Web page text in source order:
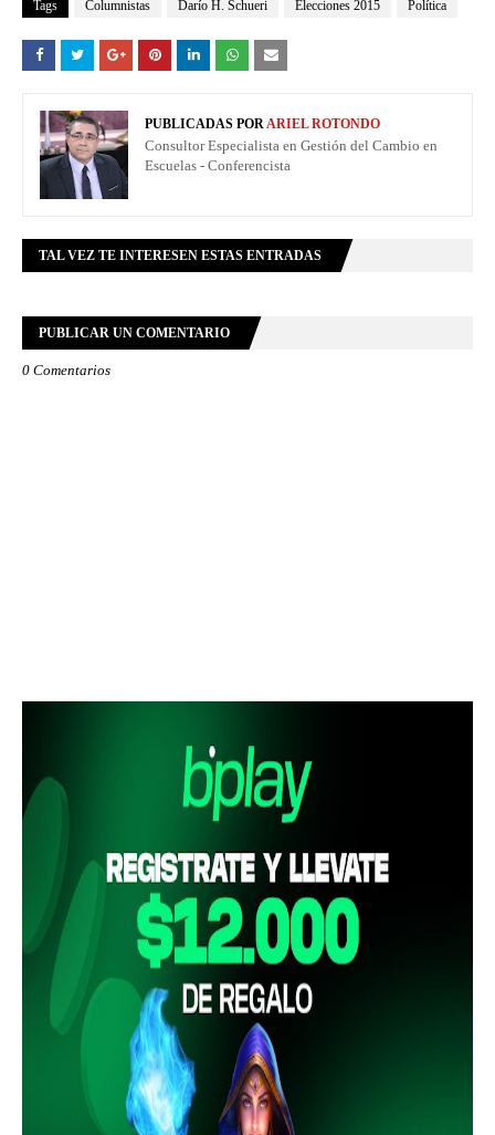
Tags Columnistas Darío H. Schueri Elecciones 2015 Política
PUBLICADAS PORARIEL ROTONDO
Consultor Especialista en Gestión del Cambio en
Escuelas - Conferencista
TAL VEZ TE INTERESEN ESTAS ENTRADAS
PUBLICAR UN COMENTARIO
0 Comentarios